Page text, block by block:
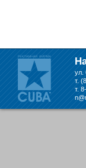
складе в
ул.
т.
т.